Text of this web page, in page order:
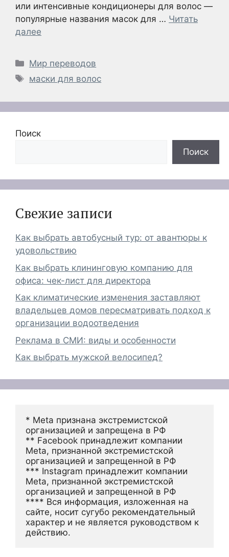
или интенсивные кондиционеры для волос —
популярные названия масок для … Читать
далее
Рубрики
Мир переводов
Метки
маски для волос
Поиск
Поиск
Свежие записи
Как выбрать автобусный тур: от авантюры к
удовольствию
Как выбрать клининговую компанию для
офиса: чек-лист для директора
Как климатические изменения заставляют
владельцев домов пересматривать подход к
организации водоотведения
Реклама в СМИ: виды и особенности
Как выбрать мужской велосипед?
* Meta признана экстремистской
организацией и запрещена в РФ
** Facebook принадлежит компании
Meta, признанной экстремистской
организацией и запрещенной в РФ
*** Instagram принадлежит компании
Meta, признанной экстремистской
организацией и запрещенной в РФ
**** Вся информация, изложенная на
сайте, носит сугубо рекомендательный
характер и не является руководством к
действию.